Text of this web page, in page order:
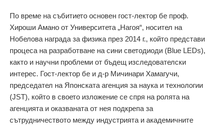
По време на събитието основен гост-лектор бе проф.
Хироши Амано от Университета „Нагоя“, носител на
Нобелова награда за физика през 2014 г., който представи
процеса на разработване на сини светодиоди (Blue LEDs),
както и научни проблеми от бъдещ изследователски
интерес. Гост-лектор бе и д-р Мичинари Хамагучи,
председател на Японската агенция за наука и технологии
(JST), който в своето изложение се спря на ролята на
агенцията и оказваната от нея подкрепа за
сътрудничеството между индустрията и академичните